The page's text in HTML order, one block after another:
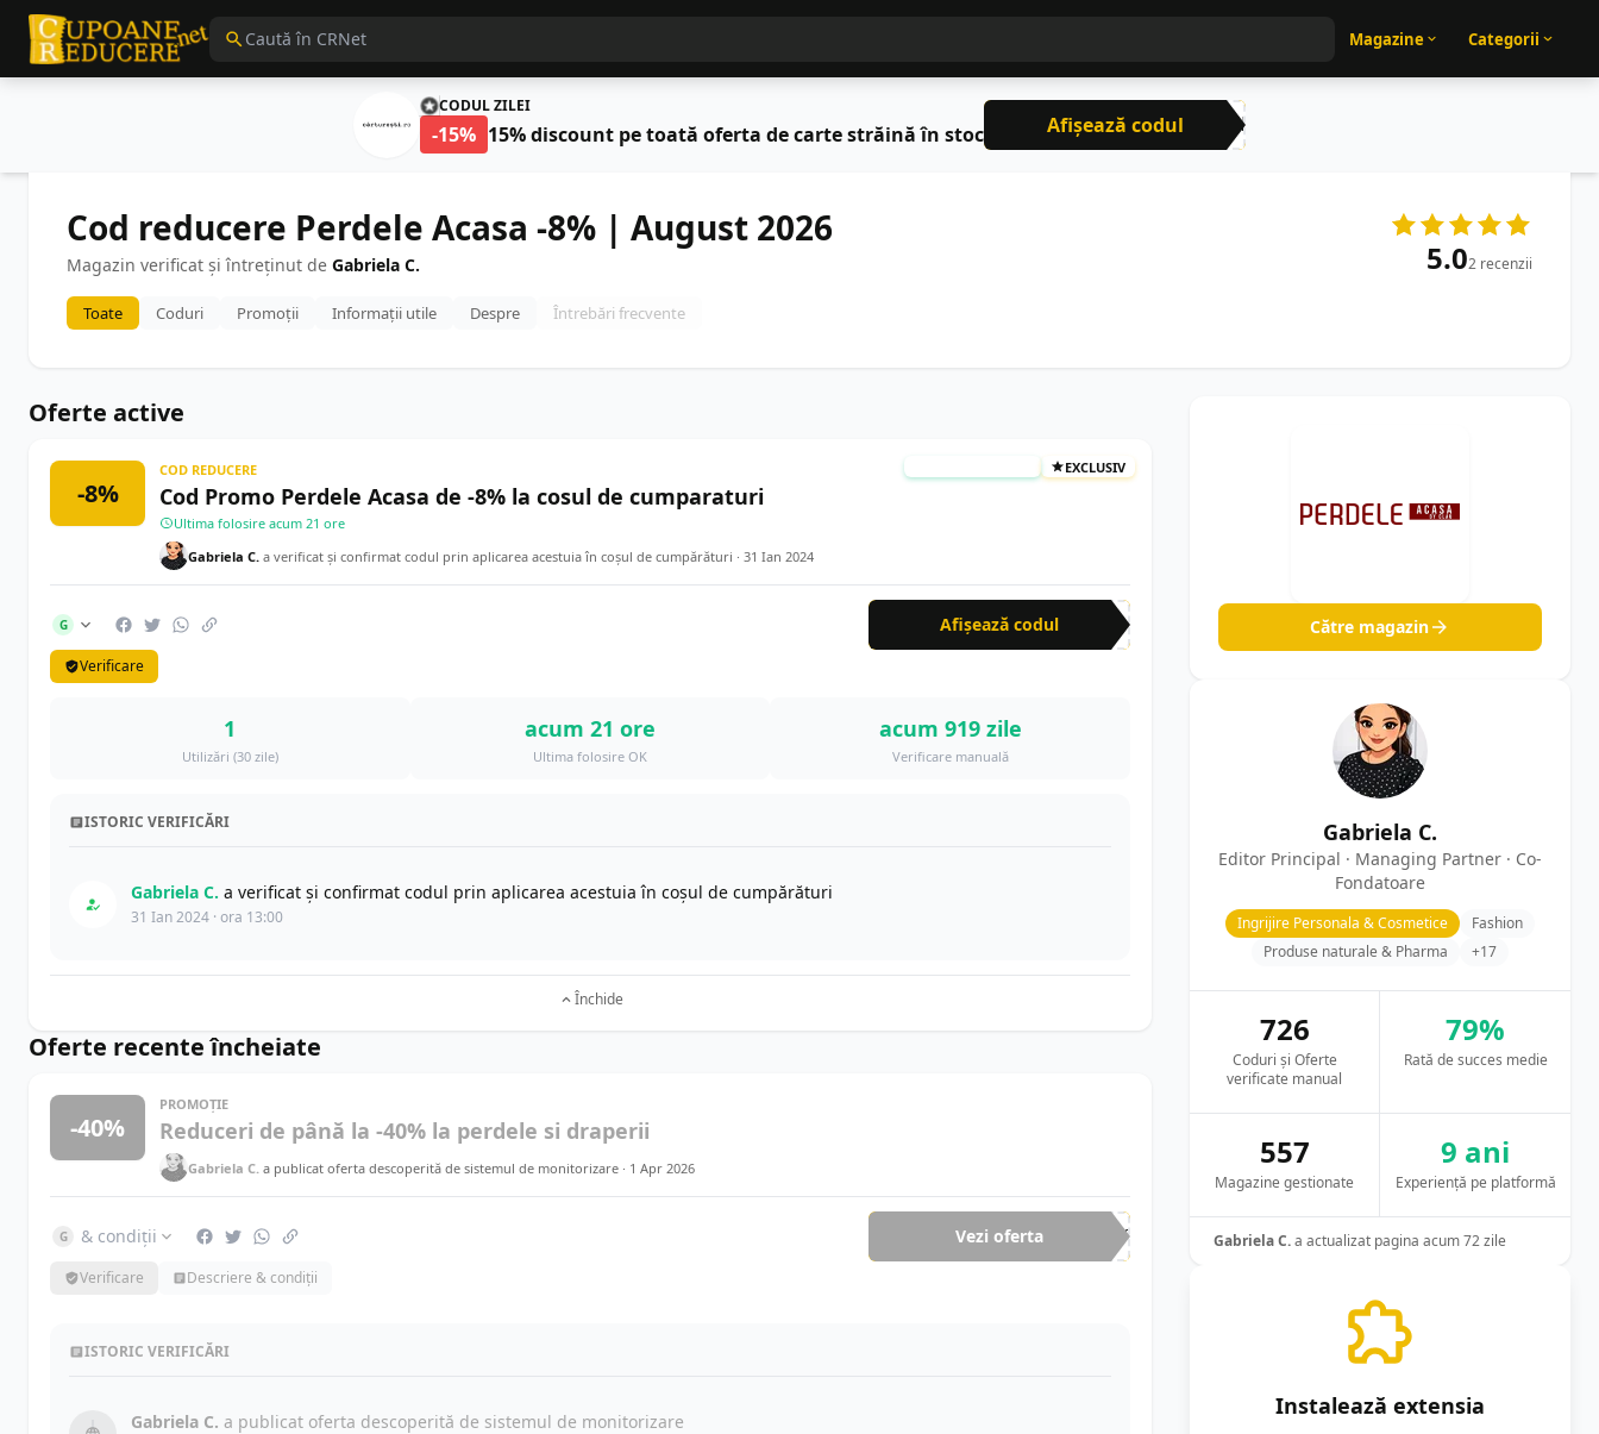
Magazine Categorii
CODUL ZILEI
-15% 15% discount pe toată oferta de carte străină în stoc Afișează codul CRN
Cod reducere Perdele Acasa -8% | August 2026
Magazin verificat și întreținut de Gabriela C. 5.02 recenzii
Toate Coduri Promoții Informații utile Despre Întrebări frecvente
Oferte active
EXCLUSIV
-8%
COD REDUCERE
Cod Promo Perdele Acasa de -8% la cosul de cumparaturi
Ultima folosire acum 21 ore
Gabriela C. a verificat și confirmat codul prin aplicarea acestuia în coșul de cumpărături · 31 Ian 2024
G Afișează codul CR-
Verificare
1
Utilizări (30 zile)
acum 21 ore
Ultima folosire OK
acum 919 zile
Verificare manuală
ISTORIC VERIFICĂRI
Gabriela C. a verificat și confirmat codul prin aplicarea acestuia în coșul de cumpărături
31 Ian 2024 · ora 13:00
Închide
Oferte recente încheiate
-40%
PROMOȚIE
Reduceri de până la -40% la perdele si draperii
Gabriela C. a publicat oferta descoperită de sistemul de monitorizare · 1 Apr 2026
G & condiții Vezi oferta -40%
Verificare Descriere & condiții
ISTORIC VERIFICĂRI
Gabriela C. a publicat oferta descoperită de sistemul de monitorizare
Către magazin
Gabriela C.
Editor Principal · Managing Partner · Co-
Fondatoare
Ingrijire Personala & Cosmetice
Fashion
Produse naturale & Pharma
+17
726
Coduri și Oferte
verificate manual
79%
Rată de succes medie
557
Magazine gestionate
9 ani
Experiență pe platformă
Gabriela C.a actualizat pagina acum 72 zile
Instalează extensia